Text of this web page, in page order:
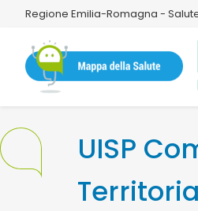
Regione Emilia-Romagna -
UISP